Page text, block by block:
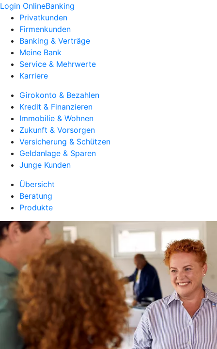
Login OnlineBanking
Privatkunden
Firmenkunden
Banking & Verträge
Meine Bank
Service & Mehrwerte
Karriere
Girokonto & Bezahlen
Kredit & Finanzieren
Immobilie & Wohnen
Zukunft & Vorsorgen
Versicherung & Schützen
Geldanlage & Sparen
Junge Kunden
Übersicht
Beratung
Produkte